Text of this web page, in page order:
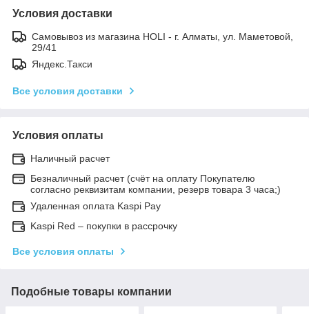
Условия доставки
Самовывоз из магазина HOLI - г. Алматы, ул. Маметовой,
29/41
Яндекс.Такси
Все условия доставки
Условия оплаты
Наличный расчет
Безналичный расчет (счёт на оплату Покупателю
согласно реквизитам компании, резерв товара 3 часа;)
Удаленная оплата Kaspi Pay
Kaspi Red – покупки в рассрочку
Все условия оплаты
Подобные товары компании